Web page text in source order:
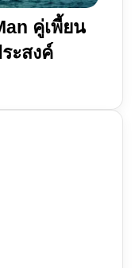
คู่เพี้ยน
ะสงค์